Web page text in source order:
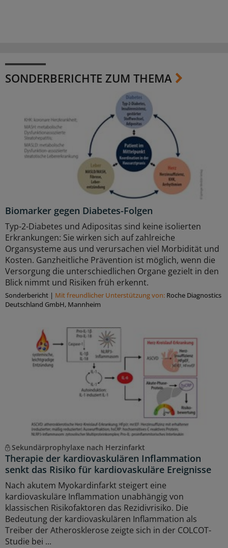
SONDERBERICHTE ZUM THEMA
Biomarker gegen Diabetes-Folgen
Typ-2-Diabetes und Adipositas sind keine isolierten
Erkrankungen: Sie wirken sich auf zahlreiche
Organsysteme aus und verursachen viel Morbidität und
Kosten. Ganzheitliche Prävention ist möglich, wenn die
Versorgung die unterschiedlichen Organe gezielt in den
Blick nimmt und Risiken früh erkennt.
Sonderbericht | Mit freundlicher Unterstützung von: Roche Diagnostics
Deutschland GmbH, Mannheim
Sekundärprophylaxe nach Herzinfarkt
Therapie der kardiovaskulären Inflammation
senkt das Risiko für kardiovaskuläre Ereignisse
Nach akutem Myokardinfarkt steigert eine
kardiovaskuläre Inflammation unabhängig von
klassischen Risikofaktoren das Rezidivrisiko. Die
Bedeutung der kardiovaskulären Inflammation als
Treiber der Atherosklerose zeigte sich in der COLCOT-
Studie bei ...